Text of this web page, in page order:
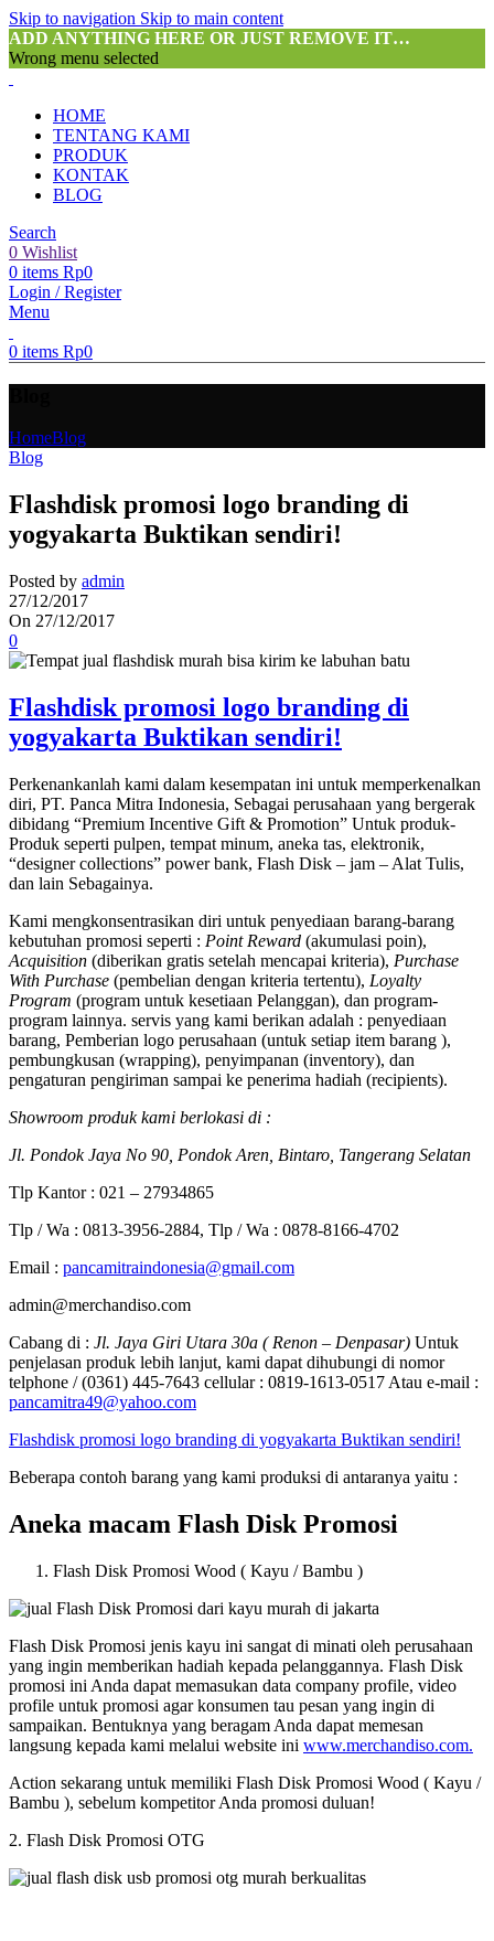
Skip to navigation Skip to main content
ADD ANYTHING HERE OR JUST REMOVE IT…
Wrong menu selected
HOME
TENTANG KAMI
PRODUK
KONTAK
BLOG
Search
0 Wishlist
0 items Rp0
Login / Register
Menu
0 items Rp0
HomeBlog
Blog
Flashdisk promosi logo branding di
yogyakarta Buktikan sendiri!
Posted by admin
27/12/2017
On 27/12/2017
0
Flashdisk promosi logo branding di
yogyakarta Buktikan sendiri!
Perkenankanlah kami dalam kesempatan ini untuk memperkenalkan
diri, PT. Panca Mitra Indonesia, Sebagai perusahaan yang bergerak
dibidang “Premium Incentive Gift & Promotion” Untuk produk-
Produk seperti pulpen, tempat minum, aneka tas, elektronik,
“designer collections” power bank, Flash Disk – jam – Alat Tulis,
dan lain Sebagainya.
Kami mengkonsentrasikan diri untuk penyediaan barang-barang
kebutuhan promosi seperti : Point Reward (akumulasi poin),
Acquisition (diberikan gratis setelah mencapai kriteria), Purchase
With Purchase (pembelian dengan kriteria tertentu), Loyalty
Program (program untuk kesetiaan Pelanggan), dan program-
program lainnya. servis yang kami berikan adalah : penyediaan
barang, Pemberian logo perusahaan (untuk setiap item barang ),
pembungkusan (wrapping), penyimpanan (inventory), dan
pengaturan pengiriman sampai ke penerima hadiah (recipients).
Showroom produk kami berlokasi di :
Jl. Pondok Jaya No 90, Pondok Aren, Bintaro, Tangerang Selatan
Tlp Kantor : 021 – 27934865
Tlp / Wa : 0813-3956-2884, Tlp / Wa : 0878-8166-4702
Email : pancamitraindonesia@gmail.com
admin@merchandiso.com
Cabang di : Jl. Jaya Giri Utara 30a ( Renon – Denpasar) Untuk
penjelasan produk lebih lanjut, kami dapat dihubungi di nomor
telphone / (0361) 445-7643 cellular : 0819-1613-0517 Atau e-mail :
pancamitra49@yahoo.com
Flashdisk promosi logo branding di yogyakarta Buktikan sendiri!
Beberapa contoh barang yang kami produksi di antaranya yaitu :
Aneka macam Flash Disk Promosi
Flash Disk Promosi Wood ( Kayu / Bambu )
Flash Disk Promosi jenis kayu ini sangat di minati oleh perusahaan
yang ingin memberikan hadiah kepada pelanggannya. Flash Disk
promosi ini Anda dapat memasukan data company profile, video
profile untuk promosi agar konsumen tau pesan yang ingin di
sampaikan. Bentuknya yang beragam Anda dapat memesan
langsung kepada kami melalui website ini www.merchandiso.com.
Action sekarang untuk memiliki Flash Disk Promosi Wood ( Kayu /
Bambu ), sebelum kompetitor Anda promosi duluan!
2. Flash Disk Promosi OTG